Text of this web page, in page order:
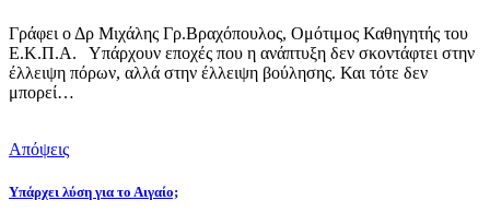
Γράφει ο Δρ Μιχάλης Γρ.Βραχόπουλος, Ομότιμος Καθηγητής του
Ε.Κ.Π.Α. Υπάρχουν εποχές που η ανάπτυξη δεν σκοντάφτει στην
έλλειψη πόρων, αλλά στην έλλειψη βούλησης. Και τότε δεν
μπορεί…
Απόψεις
Υπάρχει λύση για το Αιγαίο;